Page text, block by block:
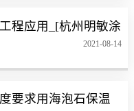
程应用_[杭州明敏涂
2021-08-14
要求用海泡石保温